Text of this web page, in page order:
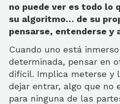
no puede ver es todo lo
su algoritmo… de su
pensarse, entenderse y
Cuando uno está
determinada, pensar en
difícil. Implica meterse y
dejar entrar, algo que no
para ninguna de las